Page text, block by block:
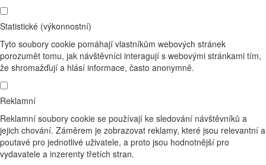
Statistické (výkonnostní)
Tyto soubory cookie pomáhají vlastníkům webových stránek
porozumět tomu, jak návštěvníci interagují s webovými stránkami tím,
že shromažďují a hlásí informace, často anonymně.
Reklamní
Reklamní soubory cookie se používají ke sledování návštěvníků a
jejich chování. Záměrem je zobrazovat reklamy, které jsou relevantní a
poutavé pro jednotlivé uživatele, a proto jsou hodnotnější pro
vydavatele a inzerenty třetích stran.